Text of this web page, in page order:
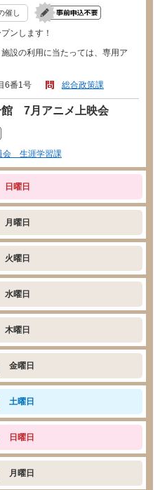
催し
ンします！
設の利用に当たっては、専用ア
6番1号
総合政策課
7月アニメ上映会
会 生涯学習課
日曜日
月曜日
火曜日
水曜日
木曜日
金曜日
土曜日
日曜日
月曜日